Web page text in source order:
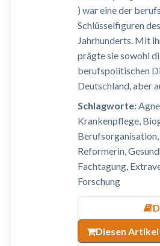
) war eine der
Schlüsselfiguren
Jahrhunderts. Mit
prägte sie sowohl
berufspolitischen
Deutschland, aber
Schlagworte:
Krankenpflege,
Reformerin,
Fachtagung,
Forschung
Diesen